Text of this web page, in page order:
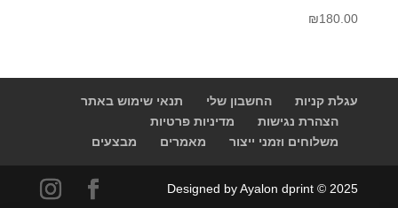
₪180.00
עגלת קניות החשבון שלי
תנאי שימוש באתר
הצהרת נגישות
מדיניות פרטיות
משלוחים וזמני ייצור
מאמרים מבצעים
Designed by Ayalon dprint © 2025